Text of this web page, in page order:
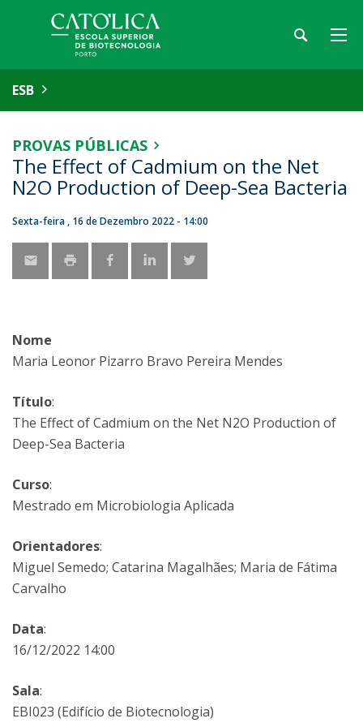
ESB
PROVAS PÚBLICAS
The Effect of Cadmium on the Net
N2O Production of Deep-Sea Bacteria
Sexta-feira , 16 de Dezembro 2022 - 14:00
Nome
Maria Leonor Pizarro Bravo Pereira Mendes
Título:
The Effect of Cadmium on the Net N2O Production of
Deep-Sea Bacteria
Curso:
Mestrado em Microbiologia Aplicada
Orientadores:
Miguel Semedo; Catarina Magalhães; Maria de Fátima
Carvalho
Data:
16/12/2022 14:00
Sala:
EBI023 (Edifício de Biotecnologia)